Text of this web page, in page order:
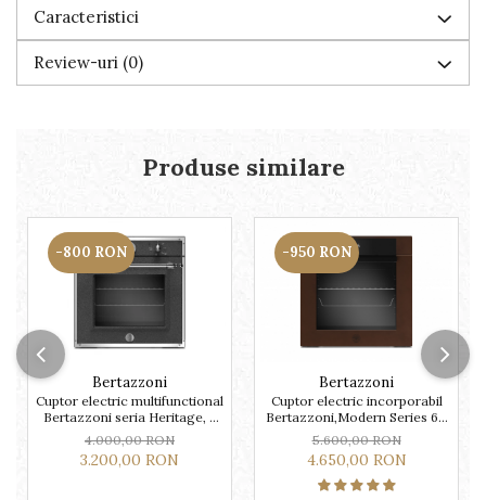
Caracteristici
Review-uri (0)
Produse similare
-800 RON
Bertazzoni
Cuptor electric multifunctional
Bertazzoni seria Heritage, 9
functii
4.000,00 RON
3.200,00 RON
-950 RON
Bertazzoni
Cuptor electric incorporabil
Bertazzoni,Modern Series 60
cm
5.600,00 RON
4.650,00 RON